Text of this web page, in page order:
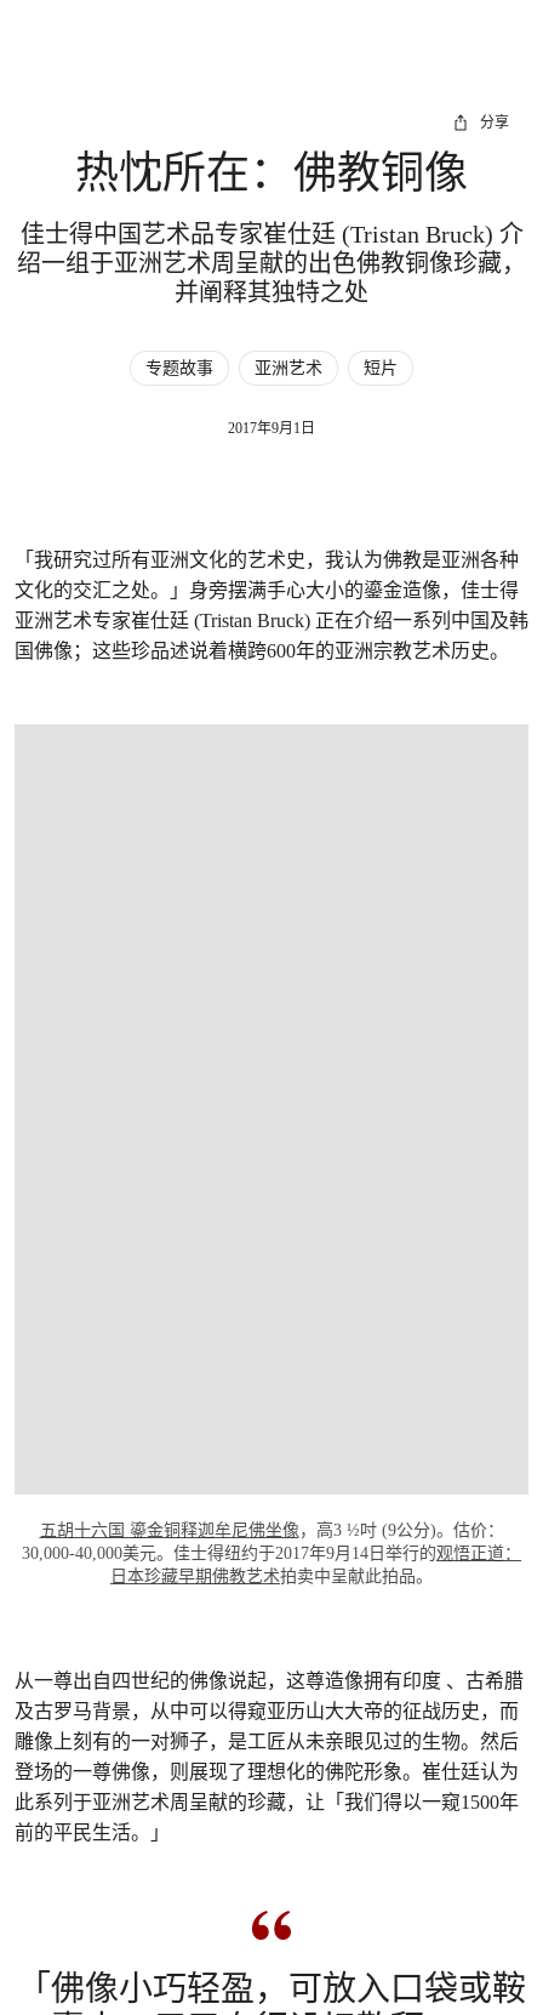
分享
热忱所在：佛教铜像
佳士得中国艺术品专家崔仕廷 (Tristan Bruck) 介
绍一组于亚洲艺术周呈献的出色佛教铜像珍藏，
并阐释其独特之处
专题故事 亚洲艺术 短片
2017年9月1日
「我研究过所有亚洲文化的艺术史，我认为佛教是亚洲各种
文化的交汇之处。」身旁摆满手心大小的鎏金造像，佳士得
亚洲艺术专家崔仕廷 (Tristan Bruck) 正在介绍一系列中国及韩
国佛像；这些珍品述说着横跨600年的亚洲宗教艺术历史。
五胡十六国 鎏金铜释迦牟尼佛坐像 ，高3 ½吋 (9公分)。估价：
30,000-40,000美元。佳士得纽约于2017年9月14日举行的观悟正道：
日本珍藏早期佛教艺术拍卖中呈献此拍品。
从一尊出自四世纪的佛像说起，这尊造像拥有印度 、古希腊
及古罗马背景，从中可以得窥亚历山大大帝的征战历史，而
雕像上刻有的一对狮子，是工匠从未亲眼见过的生物。然后
登场的一尊佛像，则展现了理想化的佛陀形象。崔仕廷认为
此系列于亚洲艺术周呈献的珍藏，让「我们得以一窥1500年
前的平民生活。」
「佛像小巧轻盈，可放入口袋或鞍